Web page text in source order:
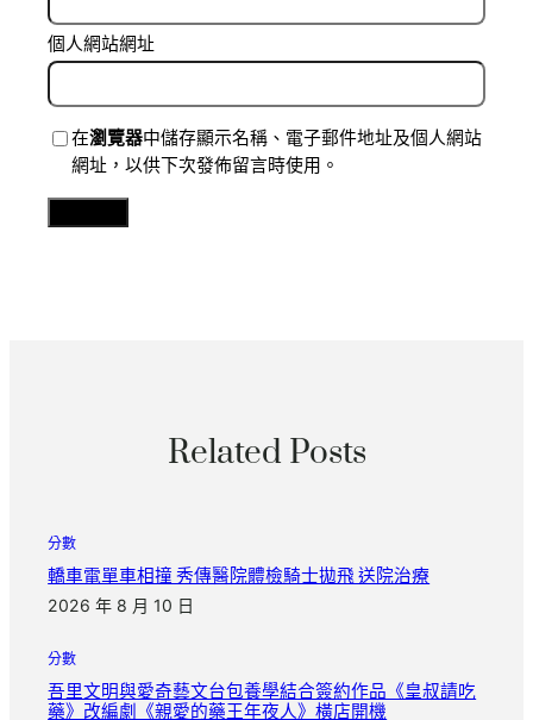
個人網站網址
在瀏覽器中儲存顯示名稱、電子郵件地址及個人網站
網址，以供下次發佈留言時使用。
Related Posts
分數
轎車電單車相撞 秀傳醫院體檢騎士拋飛 送院治療
2026 年 8 月 10 日
分數
吾里文明與愛奇藝文台包養學結合簽約作品《皇叔請吃
藥》改編劇《親愛的藥王年夜人》橫店開機